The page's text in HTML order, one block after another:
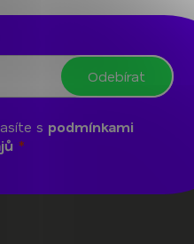
s podmínkami
Odebírat